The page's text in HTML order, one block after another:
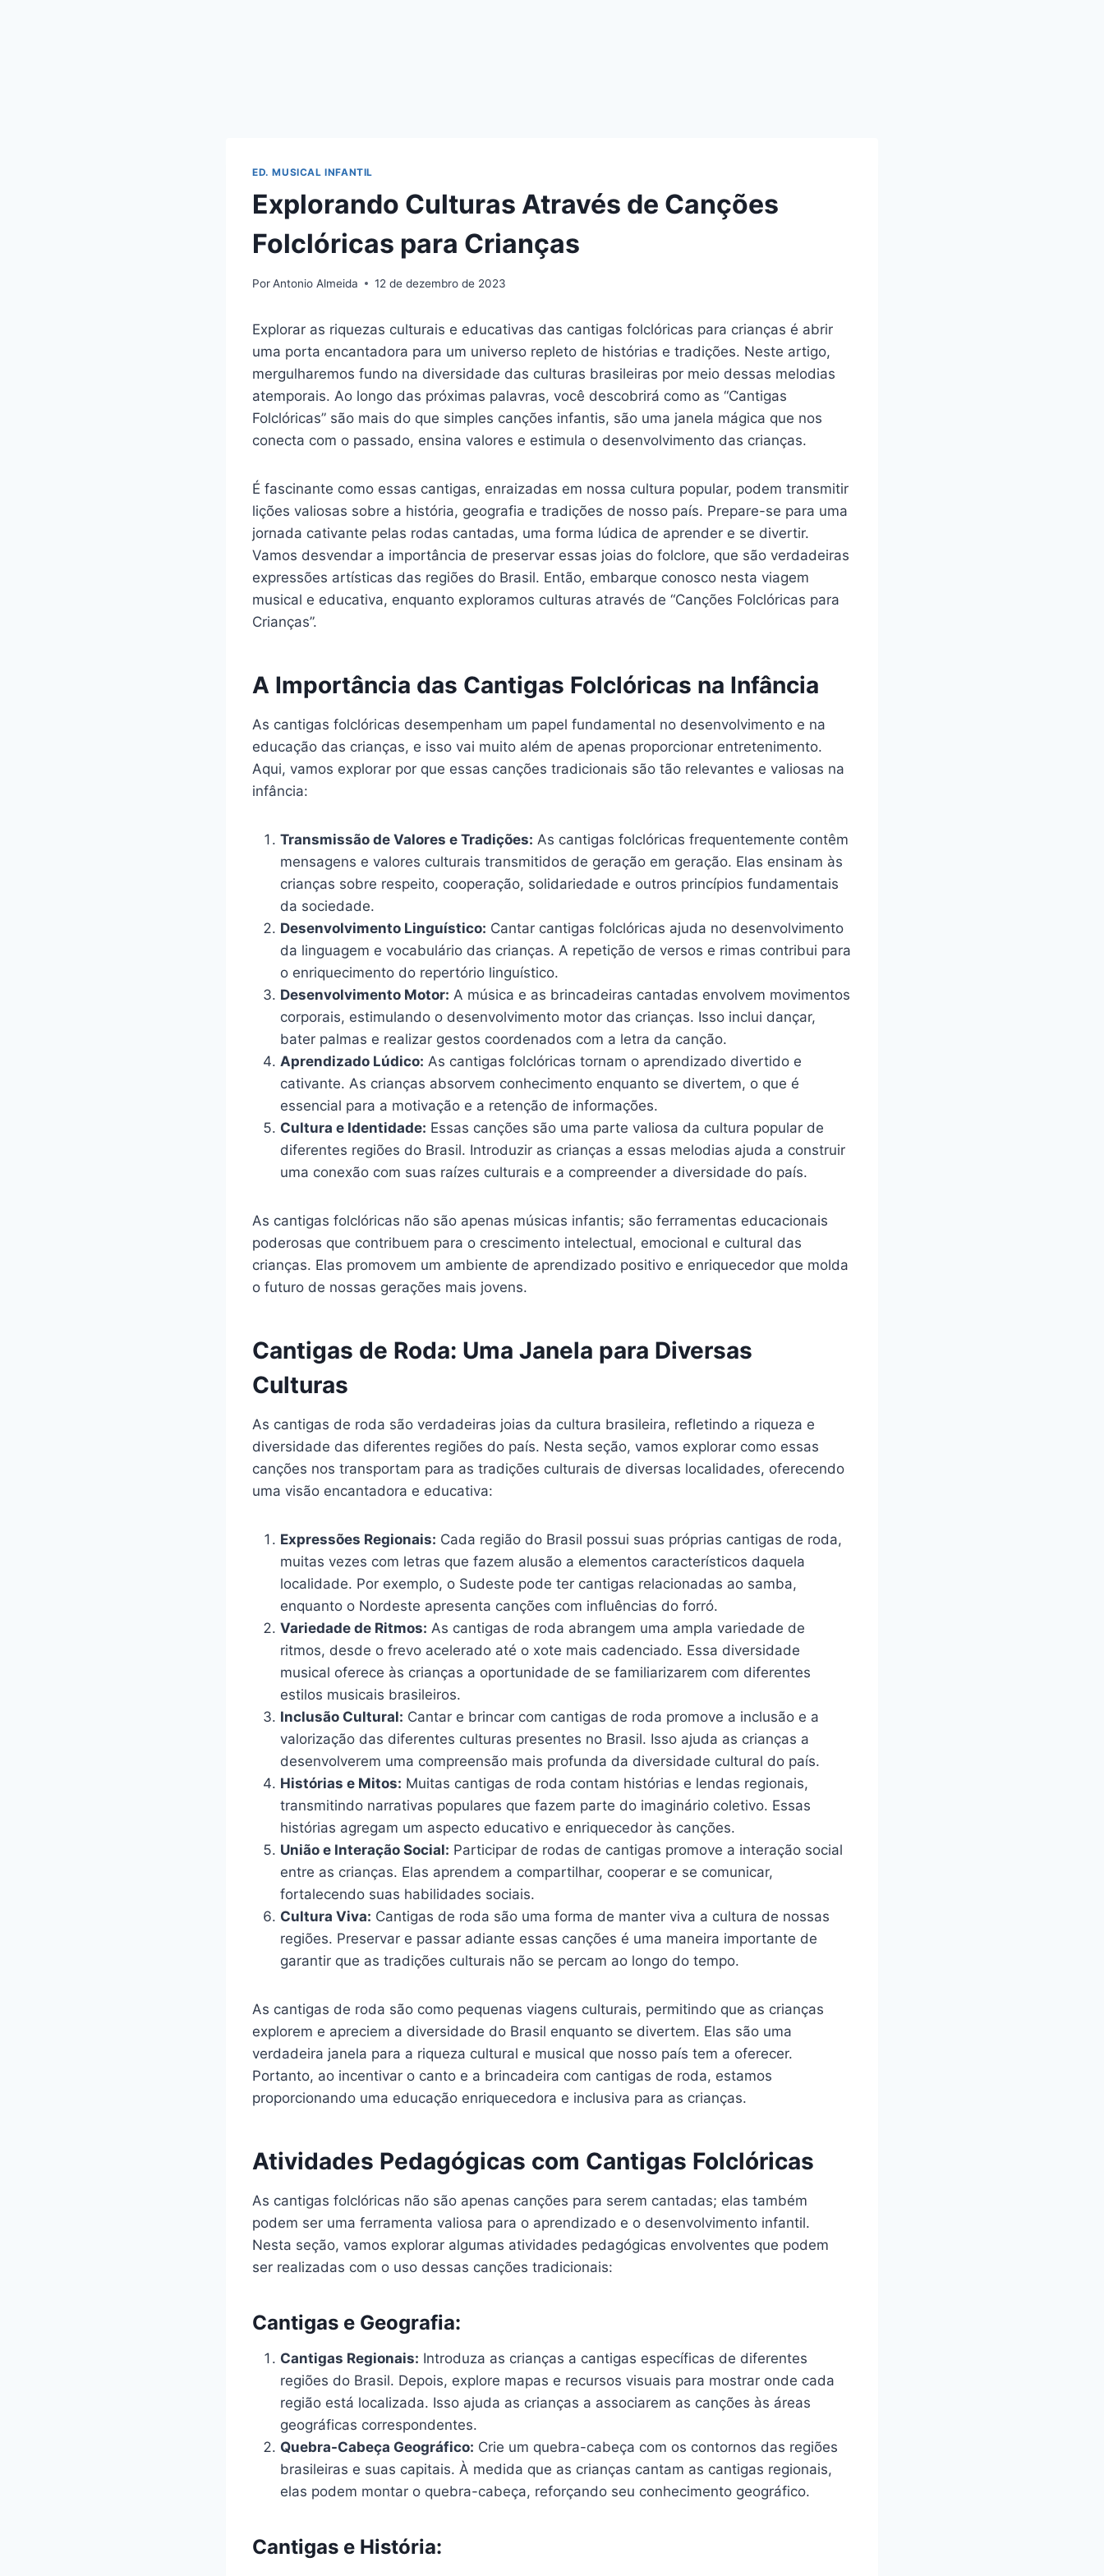
ED. MUSICAL INFANTIL
Explorando Culturas Através de Canções
Folclóricas para Crianças
PorAntonio Almeida 12 de dezembro de 2023
Explorar as riquezas culturais e educativas das cantigas folclóricas para crianças é abrir
uma porta encantadora para um universo repleto de histórias e tradições. Neste artigo,
mergulharemos fundo na diversidade das culturas brasileiras por meio dessas melodias
atemporais. Ao longo das próximas palavras, você descobrirá como as “Cantigas
Folclóricas” são mais do que simples canções infantis, são uma janela mágica que nos
conecta com o passado, ensina valores e estimula o desenvolvimento das crianças.
É fascinante como essas cantigas, enraizadas em nossa cultura popular, podem transmitir
lições valiosas sobre a história, geografia e tradições de nosso país. Prepare-se para uma
jornada cativante pelas rodas cantadas, uma forma lúdica de aprender e se divertir.
Vamos desvendar a importância de preservar essas joias do folclore, que são verdadeiras
expressões artísticas das regiões do Brasil. Então, embarque conosco nesta viagem
musical e educativa, enquanto exploramos culturas através de “Canções Folclóricas para
Crianças”.
A Importância das Cantigas Folclóricas na Infância
As cantigas folclóricas desempenham um papel fundamental no desenvolvimento e na
educação das crianças, e isso vai muito além de apenas proporcionar entretenimento.
Aqui, vamos explorar por que essas canções tradicionais são tão relevantes e valiosas na
infância:
Transmissão de Valores e Tradições: As cantigas folclóricas frequentemente contêm
mensagens e valores culturais transmitidos de geração em geração. Elas ensinam às
crianças sobre respeito, cooperação, solidariedade e outros princípios fundamentais
da sociedade.
Desenvolvimento Linguístico: Cantar cantigas folclóricas ajuda no desenvolvimento
da linguagem e vocabulário das crianças. A repetição de versos e rimas contribui para
o enriquecimento do repertório linguístico.
Desenvolvimento Motor: A música e as brincadeiras cantadas envolvem movimentos
corporais, estimulando o desenvolvimento motor das crianças. Isso inclui dançar,
bater palmas e realizar gestos coordenados com a letra da canção.
Aprendizado Lúdico: As cantigas folclóricas tornam o aprendizado divertido e
cativante. As crianças absorvem conhecimento enquanto se divertem, o que é
essencial para a motivação e a retenção de informações.
Cultura e Identidade: Essas canções são uma parte valiosa da cultura popular de
diferentes regiões do Brasil. Introduzir as crianças a essas melodias ajuda a construir
uma conexão com suas raízes culturais e a compreender a diversidade do país.
As cantigas folclóricas não são apenas músicas infantis; são ferramentas educacionais
poderosas que contribuem para o crescimento intelectual, emocional e cultural das
crianças. Elas promovem um ambiente de aprendizado positivo e enriquecedor que molda
o futuro de nossas gerações mais jovens.
Cantigas de Roda: Uma Janela para Diversas
Culturas
As cantigas de roda são verdadeiras joias da cultura brasileira, refletindo a riqueza e
diversidade das diferentes regiões do país. Nesta seção, vamos explorar como essas
canções nos transportam para as tradições culturais de diversas localidades, oferecendo
uma visão encantadora e educativa:
Expressões Regionais: Cada região do Brasil possui suas próprias cantigas de roda,
muitas vezes com letras que fazem alusão a elementos característicos daquela
localidade. Por exemplo, o Sudeste pode ter cantigas relacionadas ao samba,
enquanto o Nordeste apresenta canções com influências do forró.
Variedade de Ritmos: As cantigas de roda abrangem uma ampla variedade de
ritmos, desde o frevo acelerado até o xote mais cadenciado. Essa diversidade
musical oferece às crianças a oportunidade de se familiarizarem com diferentes
estilos musicais brasileiros.
Inclusão Cultural: Cantar e brincar com cantigas de roda promove a inclusão e a
valorização das diferentes culturas presentes no Brasil. Isso ajuda as crianças a
desenvolverem uma compreensão mais profunda da diversidade cultural do país.
Histórias e Mitos: Muitas cantigas de roda contam histórias e lendas regionais,
transmitindo narrativas populares que fazem parte do imaginário coletivo. Essas
histórias agregam um aspecto educativo e enriquecedor às canções.
União e Interação Social: Participar de rodas de cantigas promove a interação social
entre as crianças. Elas aprendem a compartilhar, cooperar e se comunicar,
fortalecendo suas habilidades sociais.
Cultura Viva: Cantigas de roda são uma forma de manter viva a cultura de nossas
regiões. Preservar e passar adiante essas canções é uma maneira importante de
garantir que as tradições culturais não se percam ao longo do tempo.
As cantigas de roda são como pequenas viagens culturais, permitindo que as crianças
explorem e apreciem a diversidade do Brasil enquanto se divertem. Elas são uma
verdadeira janela para a riqueza cultural e musical que nosso país tem a oferecer.
Portanto, ao incentivar o canto e a brincadeira com cantigas de roda, estamos
proporcionando uma educação enriquecedora e inclusiva para as crianças.
Atividades Pedagógicas com Cantigas Folclóricas
As cantigas folclóricas não são apenas canções para serem cantadas; elas também
podem ser uma ferramenta valiosa para o aprendizado e o desenvolvimento infantil.
Nesta seção, vamos explorar algumas atividades pedagógicas envolventes que podem
ser realizadas com o uso dessas canções tradicionais:
Cantigas e Geografia:
Cantigas Regionais: Introduza as crianças a cantigas específicas de diferentes
regiões do Brasil. Depois, explore mapas e recursos visuais para mostrar onde cada
região está localizada. Isso ajuda as crianças a associarem as canções às áreas
geográficas correspondentes.
Quebra-Cabeça Geográfico: Crie um quebra-cabeça com os contornos das regiões
brasileiras e suas capitais. À medida que as crianças cantam as cantigas regionais,
elas podem montar o quebra-cabeça, reforçando seu conhecimento geográfico.
Cantigas e História: